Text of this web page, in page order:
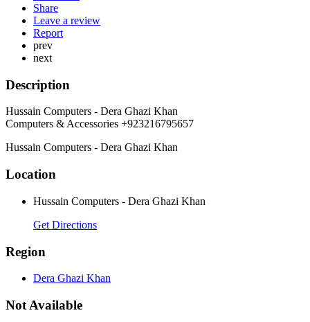
Share
Leave a review
Report
prev
next
Description
Hussain Computers - Dera Ghazi Khan
Computers & Accessories +923216795657
Hussain Computers - Dera Ghazi Khan
Location
Hussain Computers - Dera Ghazi Khan
Get Directions
Region
Dera Ghazi Khan
Not Available